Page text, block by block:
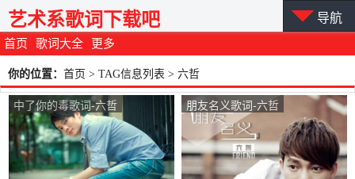
首页 歌词大全 更多
艺术系歌词下载吧 导航
你的位置： 首页 > TAG信息列表 > 六哲
中了你的毒歌词-六哲 朋友名义歌词-六哲